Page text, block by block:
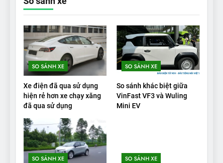
SO SÁNH XE
Xe điện đã qua sử dụng
hiện rẻ hơn xe chạy xăng
đã qua sử dụng
SO SÁNH XE
So sánh khác biệt giữa
VinFast VF3 và Wuling
Mini EV
SO SÁNH XE SO SÁNH XE
19
VinFast VF9 có gì để cạnh
tranh với các xe xăng cùng
tầm giá?
ĐÁNH GIÁ XE
20
điện Hyundai Ioniq 5 N 2025
cho thấy đáng để chờ đợi
ĐÁNH GIÁ XE